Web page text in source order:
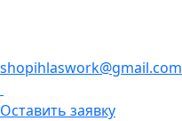
shopihlaswork@gmail.com
Оставить заявку